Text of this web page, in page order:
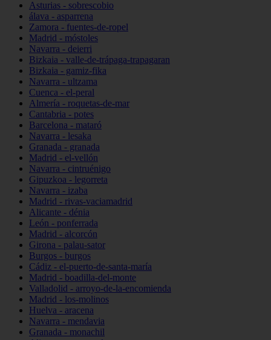
Asturias - sobrescobio
álava - asparrena
Zamora - fuentes-de-ropel
Madrid - móstoles
Navarra - deierri
Bizkaia - valle-de-trápaga-trapagaran
Bizkaia - gamiz-fika
Navarra - ultzama
Cuenca - el-peral
Almería - roquetas-de-mar
Cantabria - potes
Barcelona - mataró
Navarra - lesaka
Granada - granada
Madrid - el-vellón
Navarra - cintruénigo
Gipuzkoa - legorreta
Navarra - izaba
Madrid - rivas-vaciamadrid
Alicante - dénia
León - ponferrada
Madrid - alcorcón
Girona - palau-sator
Burgos - burgos
Cádiz - el-puerto-de-santa-maría
Madrid - boadilla-del-monte
Valladolid - arroyo-de-la-encomienda
Madrid - los-molinos
Huelva - aracena
Navarra - mendavia
Granada - monachil